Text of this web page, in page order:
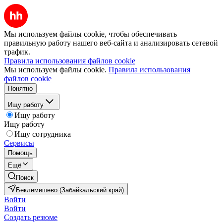
Мы используем файлы cookie, чтобы обеспечивать
правильную работу нашего веб-сайта и анализировать сетевой
трафик.
Правила использования файлов cookie
Мы используем файлы cookie. Правила использования
файлов cookie
Понятно
Ищу работу
Ищу работу
Ищу работу
Ищу сотрудника
Сервисы
Помощь
Ещё
Поиск
Беклемишево (Забайкальский край)
Войти
Войти
Создать резюме